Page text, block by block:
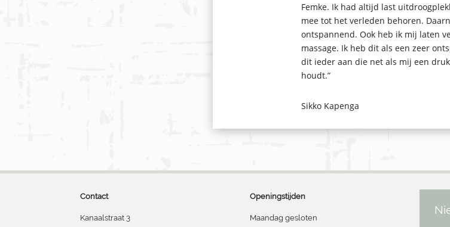
Femke. Ik had altijd last
mee tot het verleden behoren.
ontspannend. Ook heb ik mij laten
massage. Ik heb dit als een zeer
dit ieder aan die net als mij een
houdt.”
Sikko Kapenga
Contact
Kanaalstraat 3
Openingstijden
Maandag gesloten